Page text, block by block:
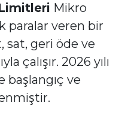
Mikro
paralar veren bir
sat, geri öde ve
çalışır. 2026 yılı
ve